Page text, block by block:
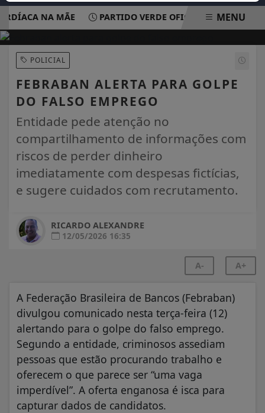
NA MÃE PARTIDO VERDE OFICIALIZA APOIO À
MENU
POLICIAL
FEBRABAN ALERTA PARA GOLPE
DO FALSO EMPREGO
Entidade pede atenção no
compartilhamento de informações com
riscos de perder dinheiro
imediatamente com despesas fictícias,
e sugere cuidados com recrutamento.
RICARDO ALEXANDRE
12/05/2026 16:35
A- A+
A Federação Brasileira de Bancos (Febraban)
divulgou comunicado nesta terça-feira (12)
alertando para o golpe do falso emprego.
Segundo a entidade, criminosos assediam
pessoas que estão procurando trabalho e
oferecem o que parece ser “uma vaga
imperdível”. A oferta enganosa é isca para
capturar dados de candidatos.